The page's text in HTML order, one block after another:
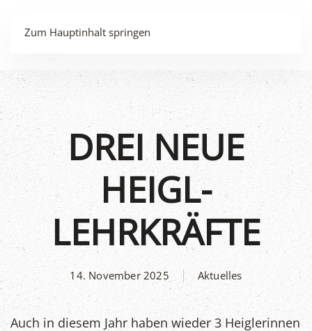
Zum Hauptinhalt springen
MENÜ
DREI NEUE
HEIGL-
LEHRKRÄFTE
14. November 2025 Aktuelles
Auch in diesem Jahr haben wieder 3 Heiglerinnen